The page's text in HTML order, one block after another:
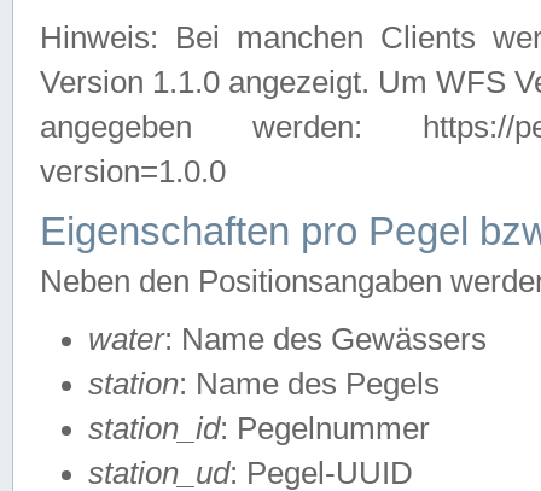
Hinweis: Bei manchen Clients
Version 1.1.0 angezeigt. Um WFS
angegeben werden: https://
version=1.0.0
Eigenschaften pro Pegel
Neben den Positionsangaben
water: Name des Gewässers
station: Name des Pegels
station_id: Pegelnummer
station_ud: Pegel-UUID